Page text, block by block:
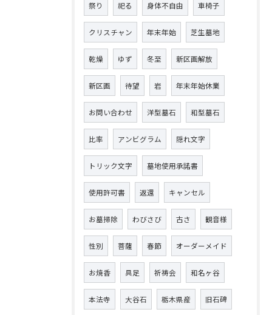
祭り 祀る 身体不自由 車椅子
クリスチャン 年末年始 芝生墓地
乾燥 ゆず 冬至 新区画解放
新区画 待望 岩 年末年始休業
お問い合わせ 洋型墓石 和型墓石
比率 アンビグラム 隠れ文字
トリック文字 墓地使用承諾書
使用許可書 返還 キャンセル
お墓掃除 わびさび 古さ 観音様
性別 菩薩 春節 オーダーメイド
お焼香 具足 祈祷会 和名ヶ谷
本法寺 大谷石 栃木県産 旧石碑